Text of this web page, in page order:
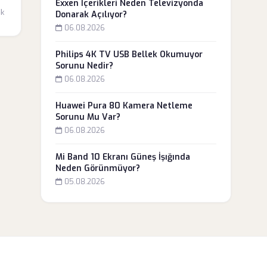
Exxen İçerikleri Neden Televizyonda
Donarak Açılıyor?
06.08.2026
Philips 4K TV USB Bellek Okumuyor
Sorunu Nedir?
06.08.2026
Huawei Pura 80 Kamera Netleme
Sorunu Mu Var?
06.08.2026
Mi Band 10 Ekranı Güneş İşığında
Neden Görünmüyor?
05.08.2026